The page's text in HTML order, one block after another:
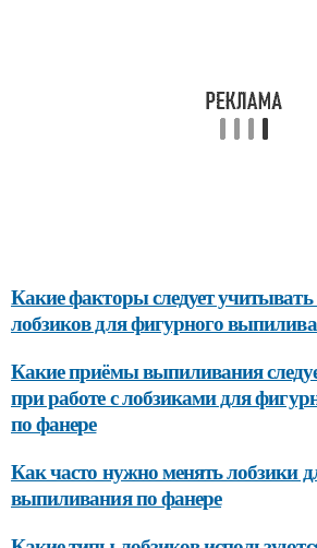
Какие факторы следует
лобзиков для фигурного
Какие приёмы выпиливания
при работе с лобзиками для
по фанере
Как часто нужно менять лобзики
выпиливания по фанере